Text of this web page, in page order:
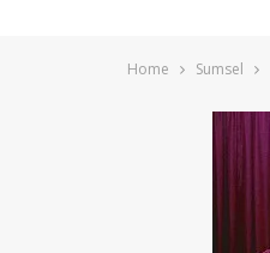
Home Sumsel